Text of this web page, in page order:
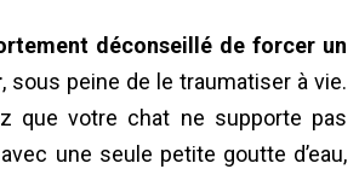
déconseillé de forcer un
, sous peine de le traumatiser à vie.
que votre chat ne supporte pas
une seule petite goutte d’eau,